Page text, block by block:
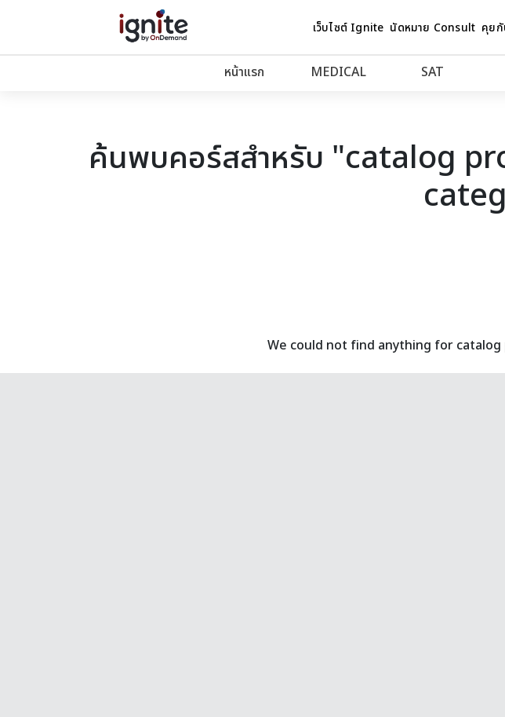
เว็บไซต์ Ignite นัดหมาย Consult คุย
หน้าแรก MEDICAL SAT
ค้นพบคอร์สสำหรับ "catalog
We could not find anything for catalog